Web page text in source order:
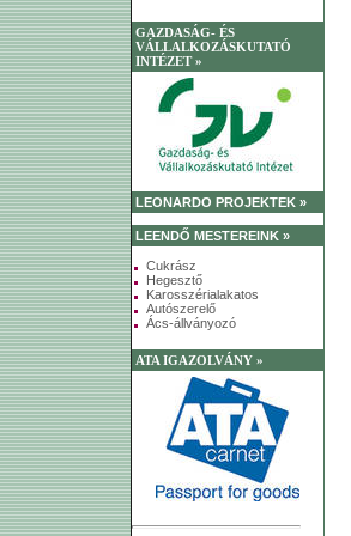
GAZDASÁG- ÉS
VÁLLALKOZÁSKUTATÓ
INTÉZET »
LEONARDO PROJEKTEK »
LEENDŐ MESTEREINK »
Cukrász
Hegesztő
Karosszérialakatos
Autószerelő
Ács-állványozó
ATA IGAZOLVÁNY »